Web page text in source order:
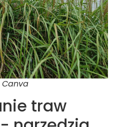
Canva
traw